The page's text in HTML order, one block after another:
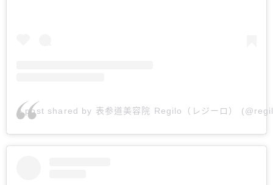
A post shared by 表参道美容院 Regilo（レジーロ）